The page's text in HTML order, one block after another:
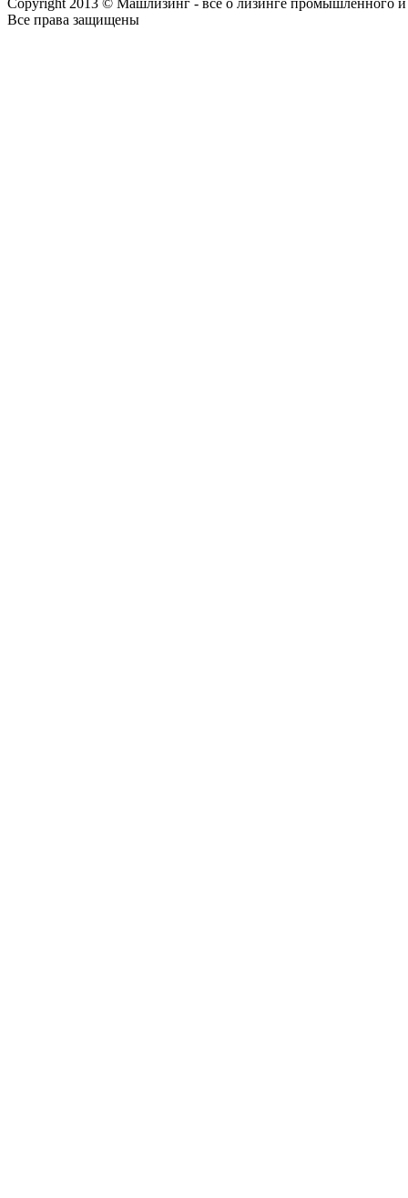
Copyright 2013 © Машлизинг - все о лизинге промышленного и
Все права защищены